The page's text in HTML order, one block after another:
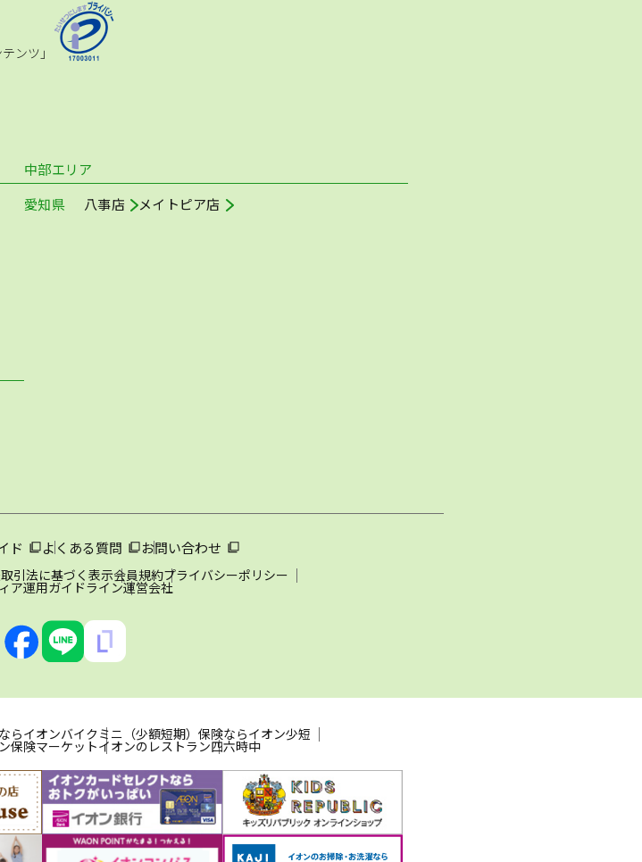
ンツ」
中部エリア
愛知県
八事店 メイトピア店
ド よくある質問 お問い合わせ
引法に基づく表示会員規約プライバシーポリシー
ア運用ガイドライン運営会社
らイオンバイクミニ（少額短期）保険ならイオン少短
保険マーケットイオンのレストラン四六時中